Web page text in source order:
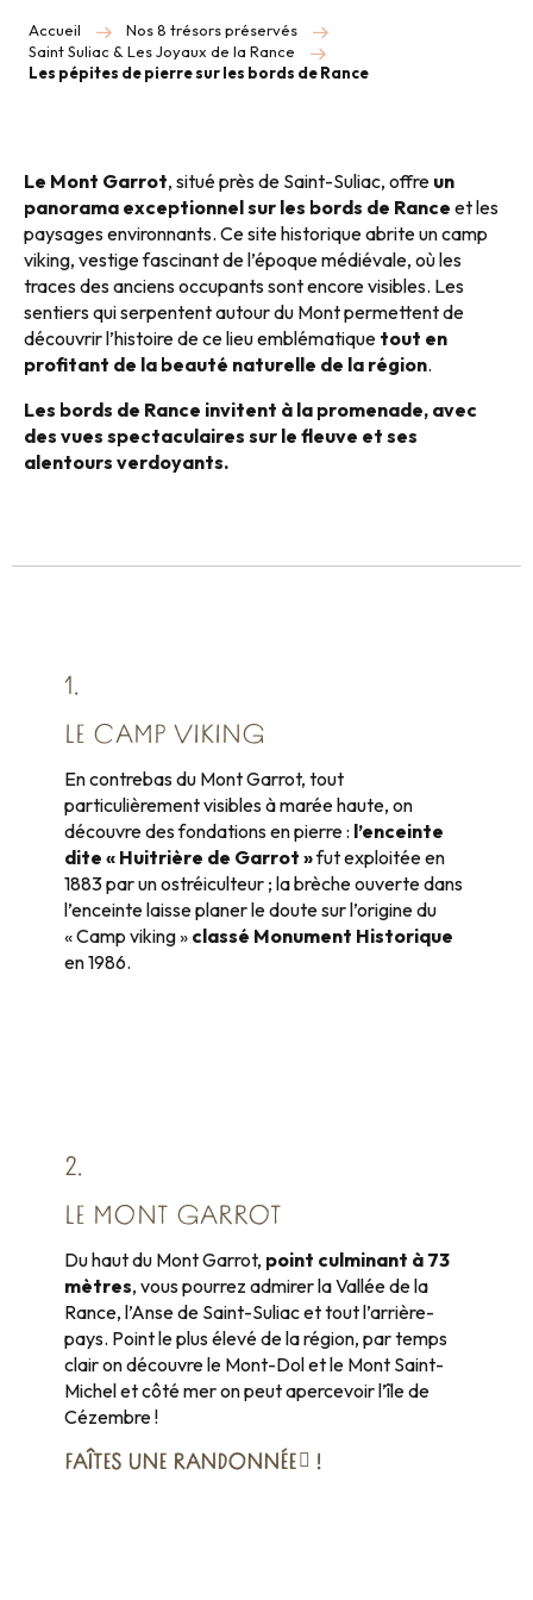
Accueil
Nos 8 trésors préservés
Saint Suliac & Les Joyaux de la Rance
Les pépites de pierre sur les bords de Rance
Le Mont Garrot, situé près de Saint-Suliac, offre un
panorama exceptionnel sur les bords de Rance et les
paysages environnants. Ce site historique abrite un camp
viking, vestige fascinant de l’époque médiévale, où les
traces des anciens occupants sont encore visibles. Les
sentiers qui serpentent autour du Mont permettent de
découvrir l’histoire de ce lieu emblématique tout en
profitant de la beauté naturelle de la région.
Les bords de Rance invitent à la promenade, avec
des vues spectaculaires sur le fleuve et ses
alentours verdoyants.
1.
LE CAMP VIKING
En contrebas du Mont Garrot, tout
particulièrement visibles à marée haute, on
découvre des fondations en pierre : l’enceinte
dite « Huitrière de Garrot »fut exploitée en
1883 par un ostréiculteur ; la brèche ouverte dans
l’enceinte laisse planer le doute sur l’origine du
« Camp viking » classé Monument Historique
en 1986.
2.
LE MONT GARROT
Du haut du Mont Garrot, point culminant à 73
mètres, vous pourrez admirer la Vallée de la
Rance, l’Anse de Saint-Suliac et tout l’arrière-
pays. Point le plus élevé de la région, par temps
clair on découvre le Mont-Dol et le Mont Saint-
Michel et côté mer on peut apercevoir l’île de
Cézembre !
FAÎTES UNE RANDONNÉE !